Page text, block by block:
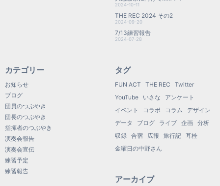
2024-10-11
THE REC 2024 その2
2024-09-20
7/13練習報告
2024-07-28
カテゴリー
お知らせ
ブログ
団員のつぶやき
団長のつぶやき
指揮者のつぶやき
演奏会報告
演奏会宣伝
練習予定
練習報告
タグ
FUN ACT THE REC
Twitter
YouTube
いさな
アンケート
イベント
コラボ コラム
デザイン
データ
ブログ ライブ 企画
分析
収録
合宿 広報 旅行記
耳栓
金曜日の中野さん
アーカイブ